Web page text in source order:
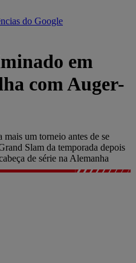
do Google
em
com Auger-
um torneio antes de se
Slam da temporada depois
de série na Alemanha